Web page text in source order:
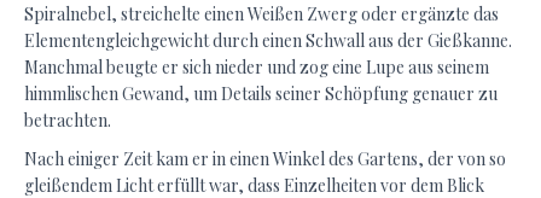
Spiralnebel, streichelte einen Weißen Zwerg oder ergänzte das
Elementengleichgewicht durch einen Schwall aus der Gießkanne.
Manchmal beugte er sich nieder und zog eine Lupe aus seinem
himmlischen Gewand, um Details seiner Schöpfung genauer zu
betrachten.
Nach einiger Zeit kam er in einen Winkel des Gartens, der von so
gleißendem Licht erfüllt war, dass Einzelheiten vor dem Blick